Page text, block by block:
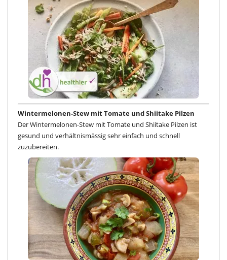
Wintermelonen-Stew mit Tomate und Shiitake Pilzen
Der Wintermelonen-Stew mit Tomate und Shiitake Pilzen ist
gesund und verhältnismässig sehr einfach und schnell
zuzubereiten.